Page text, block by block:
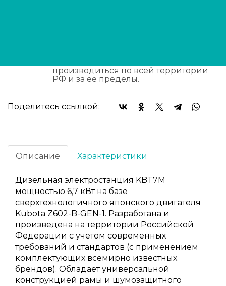
производиться по всей территории
РФ и за ее пределы.
Поделитесь ссылкой:
Описание Характеристики
Дизельная электростанция KBT7M
мощностью 6,7 кВт на базе
сверхтехнологичного японского двигателя
Kubota Z602-B-GEN-1. Разработана и
произведена на территории Российской
Федерации с учетом современных
требований и стандартов (с применением
комплектующих всемирно известных
брендов). Обладает универсальной
конструкцией рамы и шумозащитного